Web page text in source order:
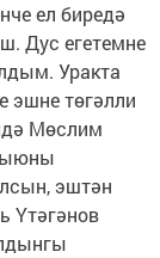
ел биредә
Дус егетемне
Уракта
эшне төгәлли
Мөслим
эштән
Үтәгәнов